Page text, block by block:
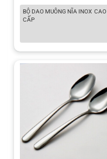
BỘ DAO MUỖNG NĨA INOX CAO
CẤP